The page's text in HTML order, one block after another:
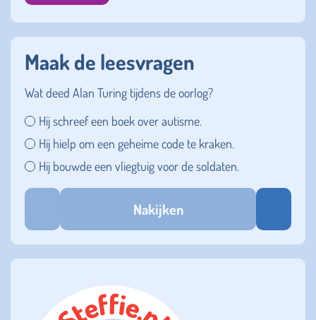
Maak de leesvragen
Wat deed Alan Turing tijdens de oorlog?
Hij schreef een boek over autisme.
Hij hielp om een geheime code te kraken.
Hij bouwde een vliegtuig voor de soldaten.
Nakijken